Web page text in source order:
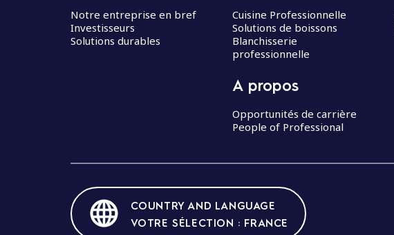
Notre entreprise en bref
Investisseurs
Solutions durables
Cuisine Professionnelle
Solutions de boissons
Blanchisserie
professionnelle
A propos
Opportunités de carrière
People of Professional
COUNTRY AND LANGUAGE
VOTRE SÉLECTION : FRANCE